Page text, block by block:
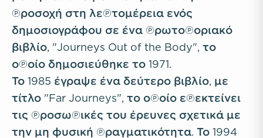
προσοχή στη λεπτομέρεια ενός
δημοσιογράφου σε ένα πρωτοποριακό
βιβλίο, "Journeys Out of the Body", το
οποίο δημοσιεύθηκε το 1971.
Το 1985 έγραψε ένα δεύτερο βιβλίο, με
τίτλο "Far Journeys", το οποίο επεκτείνει
τις προσωπικές του έρευνες σχετικά με
την μη φυσική πραγματικότητα. Το 1994